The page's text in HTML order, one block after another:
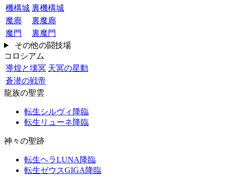
機構城 裏機構城
魔廊
裏魔廊
魔門
裏魔門
その他の闘技場
コロシアム
導煌と壊冥 天冥の星動
蒼潜の戦帝
龍族の聖雲
転生シルヴィ降臨
転生リューネ降臨
神々の聖跡
転生ヘラLUNA降臨
転生ゼウスGIGA降臨